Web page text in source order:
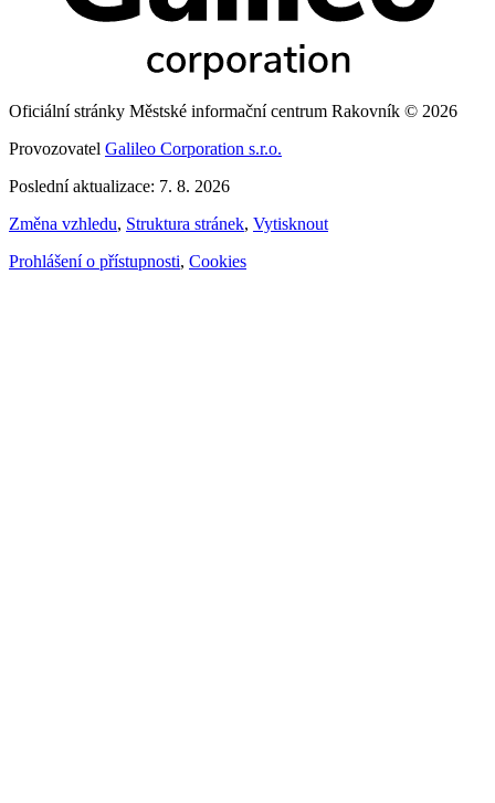
Oficiální stránky Městské informační centrum Rakovník © 2026
Provozovatel Galileo Corporation s.r.o.
Poslední aktualizace: 7. 8. 2026
Změna vzhledu, Struktura stránek, Vytisknout
Prohlášení o přístupnosti, Cookies